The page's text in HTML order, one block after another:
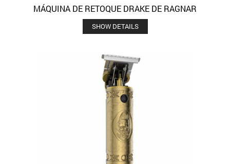
MÁQUINA DE RETOQUE DRAKE DE RAGNAR
SHOW DETAILS